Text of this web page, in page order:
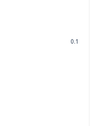
0.1